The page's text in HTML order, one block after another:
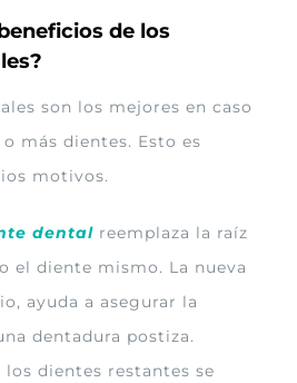
de los
son los mejores en caso
más dientes. Esto es
motivos.
dental reemplaza la raíz
el diente mismo. La nueva
ayuda a asegurar la
dentadura postiza.
los dientes restantes se